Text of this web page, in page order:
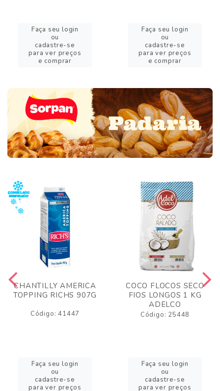
Faça seu login
ou
cadastre-se
para ver preços
e comprar
Faça seu login
ou
cadastre-se
para ver preços
e comprar
CHANTILLY AMERICA
TOPPING RICHS 907G
Código: 41447
Faça seu login
ou
cadastre-se
para ver preços
COCO FLOCOS SECO
FIOS LONGOS 1 KG
ADELCO
Código: 25448
Faça seu login
ou
cadastre-se
para ver preços